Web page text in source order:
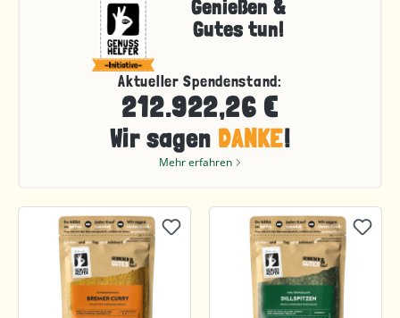
Genießen &
Gutes tun!
Aktueller Spendenstand:
212.922,26 €
Wir sagen DANKE!
Mehr erfahren